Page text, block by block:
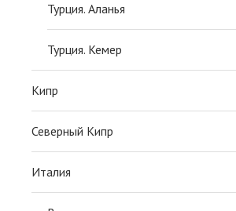
Турция. Аланья
Турция. Кемер
Кипр
Северный Кипр
Италия